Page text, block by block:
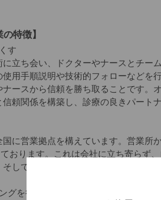
特徴】
す
立ち会い、ドクターやナースとチー
用手順説明や技術的フォローなどを行
ースから信頼を勝ち取ることです。
頼関係を構築し、診療の良きパート
に営業拠点を構えています。営業所
おります。これは会社に立ち寄らず
して少しでも長く医師のサポートを
グを行いますし(エリアにより差異あ